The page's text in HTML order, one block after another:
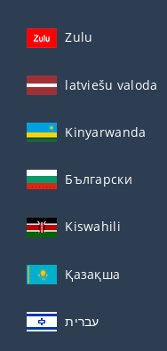
Zulu
latviešu valoda
Kinyarwanda
Български
Kiswahili
Қазақша
עברית